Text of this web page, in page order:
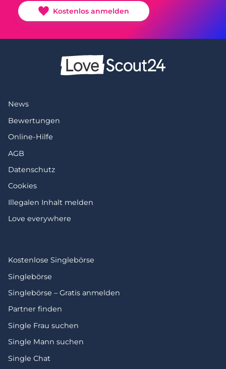
Kostenlos anmelden
News
Bewertungen
Online-Hilfe
AGB
Datenschutz
Cookies
Illegalen Inhalt melden
Love everywhere
Kostenlose Singlebörse
Singlebörse
Singlebörse – Gratis anmelden
Partner finden
Single Frau suchen
Single Mann suchen
Single Chat